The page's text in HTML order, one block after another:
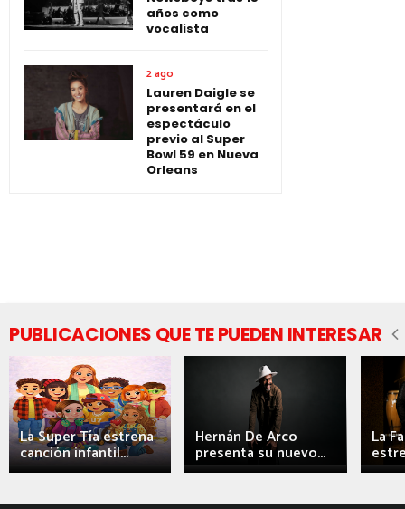
años como
vocalista
2 ago
Lauren Daigle se
presentará en el
espectáculo
previo al Super
Bowl 59 en Nueva
Orleans
PUBLICACIONES QUE TE PUEDEN INTERESAR
La Super Tía estrena
canción infantil...
Hernán De Arco
presenta su nuevo...
La